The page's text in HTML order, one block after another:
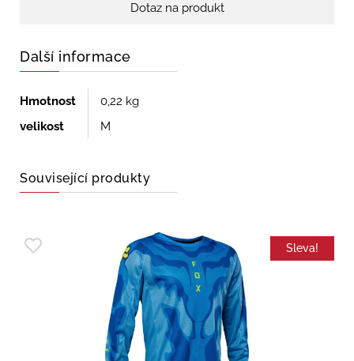
Dotaz na produkt
Další informace
Hmotnost
0,22 kg
velikost
M
Související produkty
Sleva!